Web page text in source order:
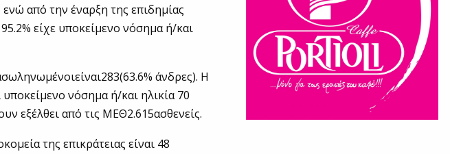
από την έναρξη της επιδημίας
είχε υποκείμενο νόσημα ή/και
άνδρες). Η
υποκείμενο νόσημα ή/και ηλικία 70
εξέλθει από τις ΜΕΘ2.615ασθενείς.
της επικράτειας είναι 48